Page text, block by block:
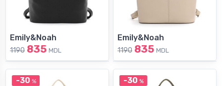
Emily&Noah
1190 835 MDL
Emily&Noah
1190 835 MDL
-30 % -30 %